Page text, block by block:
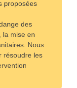
proposées
des
la mise en
Nous
résoudre les